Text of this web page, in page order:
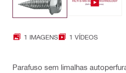
1 IMAGENS 1 VÍDEOS
Parafuso sem limalhas